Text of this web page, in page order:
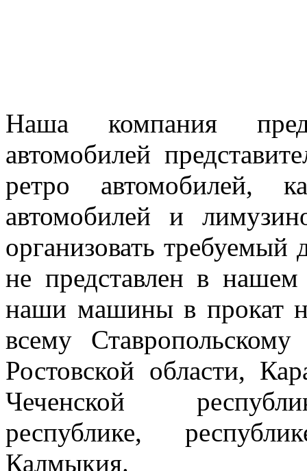
Наша компания
автомобилей
ретро автомобилей,
автомобилей и
организовать требуемый
не представлен в
наши машины в прокат
всему
Ростовской области,
Чеченской
республике,
Калмыкия.